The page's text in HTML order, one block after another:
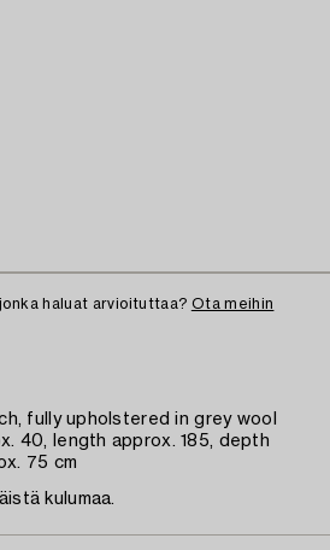
haluat arvioituttaa? Ota meihin
fully upholstered in grey wool
40, length approx. 185, depth
75 cm
kulumaa.